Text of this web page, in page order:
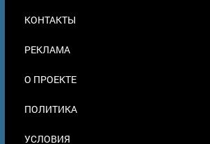
В
КОНТАКТЫ
РЕКЛАМА
О ПРОЕКТЕ
ПОЛИТИКА
УСЛОВИЯ